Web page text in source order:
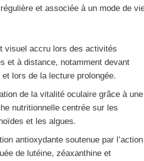
et associée à un mode de
visuel accru lors des activités
et à distance, notamment devant
et lors de la lecture prolongée.
de la vitalité oculaire grâce à une
nutritionnelle centrée sur les
et les algues.
antioxydante soutenue par l’action
de lutéine, zéaxanthine et